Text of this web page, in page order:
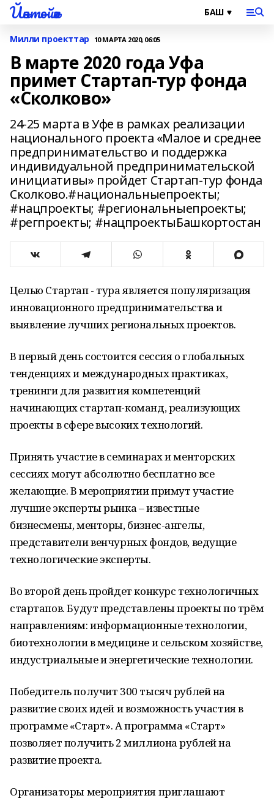
Йәнтөйәк
Милли проекттар 10 МАРТА 2020, 06:05
В марте 2020 года Уфа
примет Стартап-тур фонда
«Сколково»
24-25 марта в Уфе в рамках реализации
национального проекта «Малое и среднее
предпринимательство и поддержка
индивидуальной предпринимательской
инициативы» пройдет Стартап-тур фонда
Сколково.#национальныепроекты;
#нацпроекты; #региональныепроекты;
#регпроекты; #нацпроектыБашкортостан
Целью Стартап - тура является популяризация
инновационного предпринимательства и
выявление лучших региональных проектов.
В первый день состоится сессия о глобальных
тенденциях и международных практиках,
тренинги для развития компетенций
начинающих стартап-команд, реализующих
проекты в сфере высоких технологий.
Принять участие в семинарах и менторских
сессиях могут абсолютно бесплатно все
желающие. В мероприятии примут участие
лучшие эксперты рынка – известные
бизнесмены, менторы, бизнес-ангелы,
представители венчурных фондов, ведущие
технологические эксперты.
Во второй день пройдет конкурс технологичных
стартапов. Будут представлены проекты по трём
направлениям: информационные технологии,
биотехнологии в медицине и сельском хозяйстве,
индустриальные и энергетические технологии.
Победитель получит 300 тысяч рублей на
развитие своих идей и возможность участия в
программе «Старт». А программа «Старт»
позволяет получить 2 миллиона рублей на
развитие проекта.
Организаторы мероприятия приглашают